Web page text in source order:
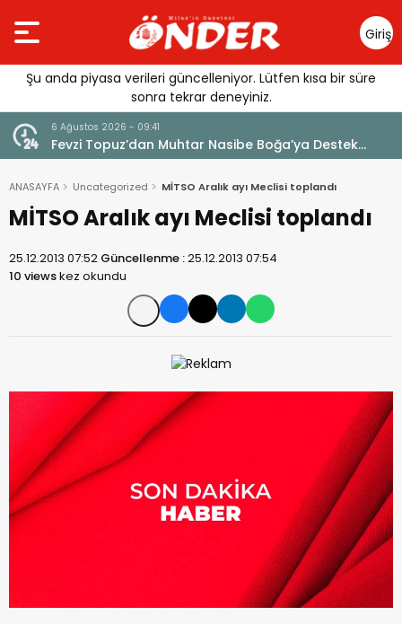
Giriş
Yap
Şu anda piyasa verileri güncelleniyor. Lütfen kısa bir süre
sonra tekrar deneyiniz.
6 Ağustos 2026 - 09:41
Fevzi Topuz’dan Muhtar Nasibe Boğa’ya Destek
Mesajı
ANASAYFA Uncategorized MİTSO Aralık ayı Meclisi toplandı
MİTSO Aralık ayı Meclisi toplandı
25.12.2013 07:52 Güncellenme :25.12.2013 07:54
10 viewskez okundu